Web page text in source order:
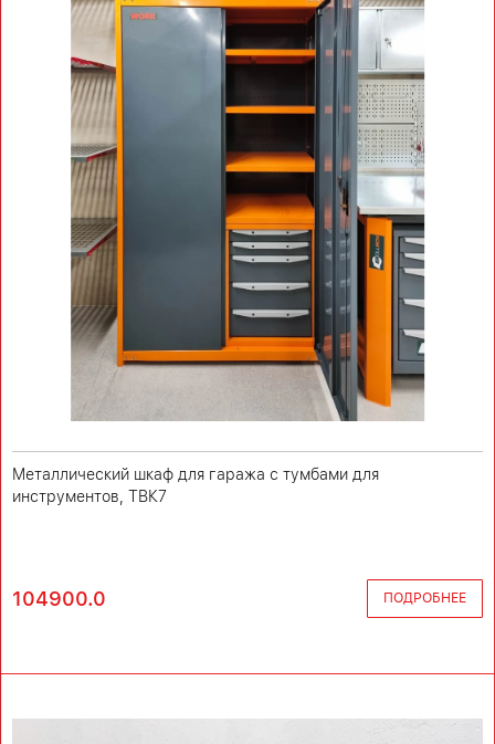
Металлический шкаф для гаража с тумбами для
инструментов, ТВК7
104900.0 ПОДРОБНЕЕ